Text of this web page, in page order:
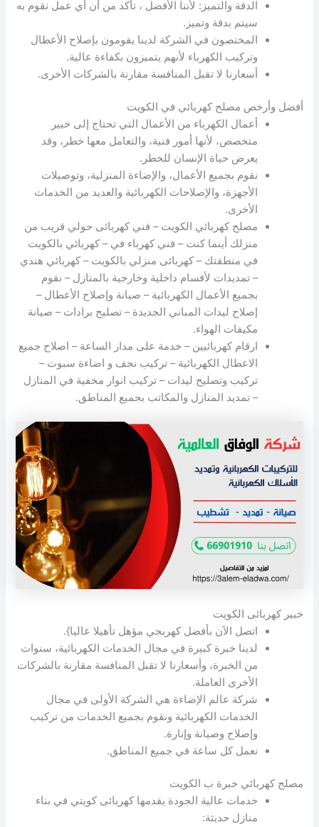
الدقة والتميز: لأننا الأفضل ، تأكد من أن أي عمل نقوم به
سيتم بدقة وتميز.
المختصون في الشركة لدينا يقومون بإصلاح الأعطال
وتركيب الكهرباء لأنهم يتميزون بكفاءة عالية.
أسعارنا لا تقبل المنافسة مقارنة بالشركات الأخرى.
أفضل وأرخص مصلح كهربائي في الكويت
أعمال الكهرباء من الأعمال التي تحتاج إلى خبير
متخصص، لأنها أمور فنية، والتعامل معها خطر، وقد
يعرض حياة الإنسان للخطر.
نقوم بجميع الأعمال، والإضاءة المنزلية، وتوصيلات
الأجهزة، والإصلاحات الكهربائية والعديد من الخدمات
الأخرى.
مصلح كهربائي الكويت – فني كهربائى حولي قريب من
منزلك أينما كنت – فني كهرباء في – كهربائي بالكويت
في منطقتك – كهربائى منزلي بالكويت – كهربائي هندي
– تمديدات لأقسام داخلية وخارجية بالمنازل – نقوم
بجميع الأعمال الكهربائية – صيانة وإصلاح الأعطال –
إصلاح ليدات المباني الجديدة – تصليح برادات – صيانة
مكيفات الهواء.
ارقام كهربائيين – خدمة على مدار الساعة – اصلاح جميع
الاعطال الكهربائية – تركيب نجف و اضاءة سبوت –
تركيب وتصليح ليدات – تركيب انوار مخفية في المنازل
– تمديد المنازل والمكاتب بجميع المناطق.
خبير كهربائى الكويت
اتصل الآن بأفضل كهربجي مؤهل تأهيلا عاليا}.
لدينا خبرة كبيرة في مجال الخدمات الكهربائية، سنوات
من الخبرة، وأسعارنا لا تقبل المنافسة مقارنة بالشركات
الأخرى العاملة.
شركة عالم الإضاءة هي الشركة الأولى في مجال
الخدمات الكهربائية ونقوم بجميع الخدمات من تركيب
وإصلاح وصيانة وإنارة.
نعمل كل ساعة في جميع المناطق.
مصلح كهربائي خبرة ب الكويت
خدمات عالية الجودة يقدمها كهربائى كويتي في بناء
منازل حديثة: